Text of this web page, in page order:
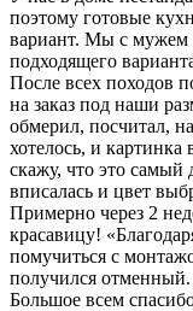
поэтому готовые
вариант. Мы с мужем
подходящего
После всех походов
на заказ под наши
обмерил, посчитал,
хотелось, и картинка
скажу, что это самый
вписалась и цвет
Примерно через 2
красавицу!
помучиться с
получился отменный.
Большое всем